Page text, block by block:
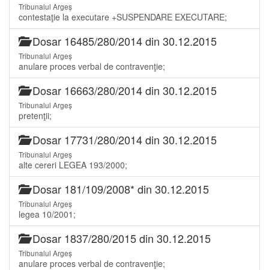
Tribunalul Argeș
contestaţie la executare +SUSPENDARE EXECUTARE;
Dosar 16485/280/2014 din 30.12.2015
Tribunalul Argeș
anulare proces verbal de contravenţie;
Dosar 16663/280/2014 din 30.12.2015
Tribunalul Argeș
pretenţii;
Dosar 17731/280/2014 din 30.12.2015
Tribunalul Argeș
alte cereri LEGEA 193/2000;
Dosar 181/109/2008* din 30.12.2015
Tribunalul Argeș
legea 10/2001;
Dosar 1837/280/2015 din 30.12.2015
Tribunalul Argeș
anulare proces verbal de contravenţie;